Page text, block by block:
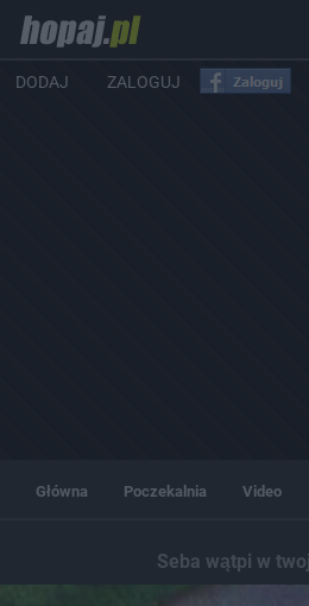
DODAJ ZALOGUJ
Główna Poczekalnia Video
Seba wątpi w